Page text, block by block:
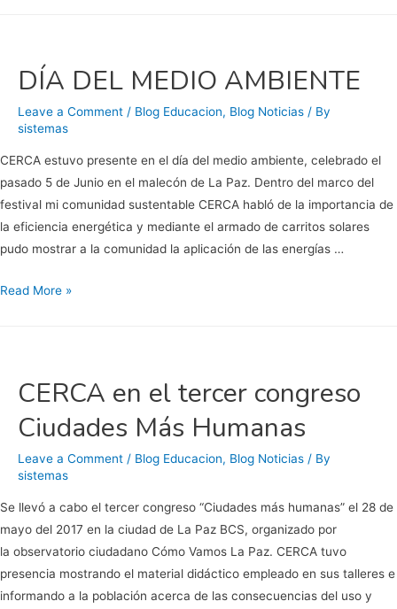
DÍA DEL MEDIO AMBIENTE
Leave a Comment / Blog Educacion, Blog Noticias / By
sistemas
CERCA estuvo presente en el día del medio ambiente, celebrado el
pasado 5 de Junio en el malecón de La Paz. Dentro del marco del
festival mi comunidad sustentable CERCA habló de la importancia de
la eficiencia energética y mediante el armado de carritos solares
pudo mostrar a la comunidad la aplicación de las energías …
DÍA
Read More »
CERCA en el tercer congreso
Ciudades Más Humanas
Leave a Comment / Blog Educacion, Blog Noticias / By
sistemas
Se llevó a cabo el tercer congreso “Ciudades más humanas” el 28 de
mayo del 2017 en la ciudad de La Paz BCS, organizado por
la observatorio ciudadano Cómo Vamos La Paz. CERCA tuvo
presencia mostrando el material didáctico empleado en sus talleres e
informando a la población acerca de las consecuencias del uso y